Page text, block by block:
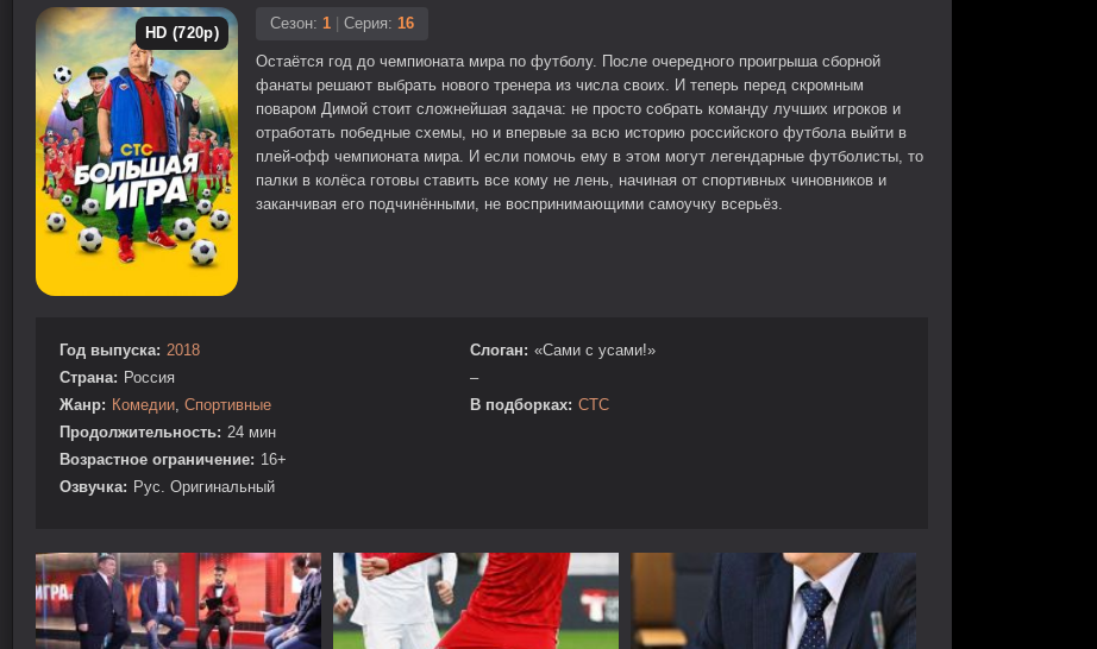
HD (720p)
Сезон: 1 Серия: 16
Остаётся год до чемпионата мира по футболу. После очередного проигрыша сборной
фанаты решают выбрать нового тренера из числа своих. И теперь перед скромным
поваром Димой стоит сложнейшая задача: не просто собрать команду лучших игроков и
отработать победные схемы, но и впервые за всю историю российского футбола выйти в
плей-офф чемпионата мира. И если помочь ему в этом могут легендарные футболисты, то
палки в колёса готовы ставить все кому не лень, начиная от спортивных чиновников и
заканчивая его подчинёнными, не воспринимающими самоучку всерьёз.
Год выпуска: 2018
Страна: Россия
Жанр: Комедии Спортивные
Продолжительность: 24 мин
Возрастное ограничение: 16+
Озвучка: Рус. Оригинальный
Слоган: «Сами с усами!»
–
В подборках: СТС